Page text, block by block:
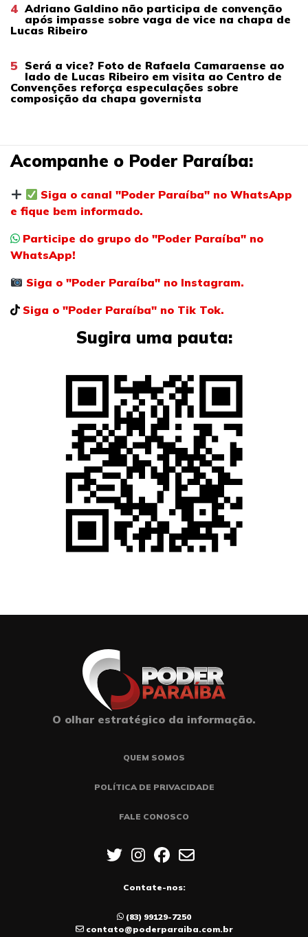
4 Adriano Galdino não participa de convenção
após impasse sobre vaga de vice na chapa de
Lucas Ribeiro
5 Será a vice? Foto de Rafaela Camaraense ao
lado de Lucas Ribeiro em visita ao Centro de
Convenções reforça especulações sobre
composição da chapa governista
Acompanhe o Poder Paraíba:
Siga o canal "Poder Paraíba" no WhatsApp
e fique bem informado.
Participe do grupo do "Poder Paraíba" no
WhatsApp!
Siga o "Poder Paraíba" no Instagram.
Siga o "Poder Paraíba" no Tik Tok.
Sugira uma pauta:
O olhar estratégico da informação.
QUEM SOMOS
POLÍTICA DE PRIVACIDADE
FALE CONOSCO
Contate-nos:
(83) 99129-7250
contato@poderparaiba.com.br